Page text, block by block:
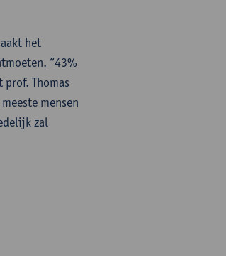
het
“43%
prof. Thomas
mensen
zal